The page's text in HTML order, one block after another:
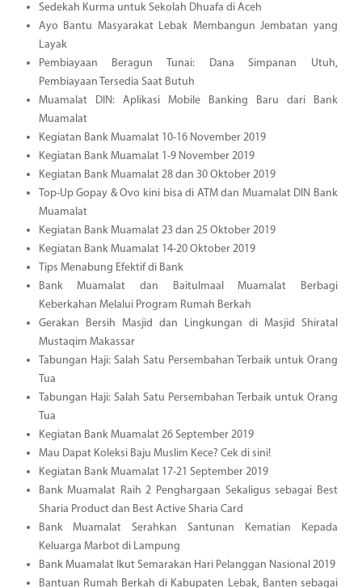
Sedekah Kurma untuk Sekolah Dhuafa di Aceh
Ayo Bantu Masyarakat Lebak Membangun Jembatan yang
Layak
Pembiayaan Beragun Tunai: Dana Simpanan Utuh,
Pembiayaan Tersedia Saat Butuh
Muamalat DIN: Aplikasi Mobile Banking Baru dari Bank
Muamalat
Kegiatan Bank Muamalat 10-16 November 2019
Kegiatan Bank Muamalat 1-9 November 2019
Kegiatan Bank Muamalat 28 dan 30 Oktober 2019
Top-Up Gopay & Ovo kini bisa di ATM dan Muamalat DIN Bank
Muamalat
Kegiatan Bank Muamalat 23 dan 25 Oktober 2019
Kegiatan Bank Muamalat 14-20 Oktober 2019
Tips Menabung Efektif di Bank
Bank Muamalat dan Baitulmaal Muamalat Berbagi
Keberkahan Melalui Program Rumah Berkah
Gerakan Bersih Masjid dan Lingkungan di Masjid Shiratal
Mustaqim Makassar
Tabungan Haji: Salah Satu Persembahan Terbaik untuk Orang
Tua
Tabungan Haji: Salah Satu Persembahan Terbaik untuk Orang
Tua
Kegiatan Bank Muamalat 26 September 2019
Mau Dapat Koleksi Baju Muslim Kece? Cek di sini!
Kegiatan Bank Muamalat 17-21 September 2019
Bank Muamalat Raih 2 Penghargaan Sekaligus sebagai Best
Sharia Product dan Best Active Sharia Card
Bank Muamalat Serahkan Santunan Kematian Kepada
Keluarga Marbot di Lampung
Bank Muamalat Ikut Semarakan Hari Pelanggan Nasional 2019
Bantuan Rumah Berkah di Kabupaten Lebak, Banten sebagai